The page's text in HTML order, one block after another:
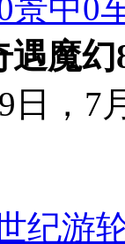
景中0
遇魔幻
日，7